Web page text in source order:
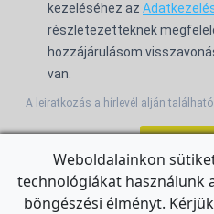
kezeléséhez az
részletezetteknek
hozzájárulásom
van.
A leiratkozás a hírlevél alján
For the English Newsletter,
Weboldalainkon
technológiákat használunk
böngészési élményt.